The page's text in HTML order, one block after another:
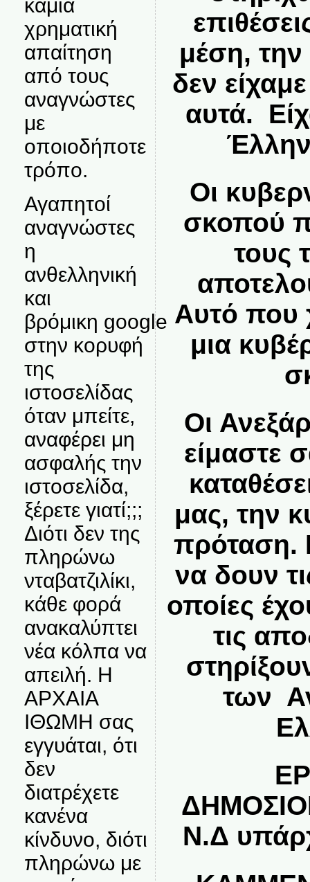
καμία
χρηματική
απαίτηση
από τους
αναγνώστες
με
οποιοδήποτε
τρόπο.
Αγαπητοί
αναγνώστες
η
ανθελληνική
και
βρόμικη google
στην κορυφή
της
ιστοσελίδας
όταν μπείτε,
αναφέρει μη
ασφαλής την
ιστοσελίδα,
ξέρετε γιατί;;;
Διότι δεν της
πληρώνω
νταβατζιλίκι,
κάθε φορά
ανακαλύπτει
νέα κόλπα να
απειλή. Η
ΑΡΧΑΙΑ
ΙΘΩΜΗ σας
εγγυάται, ότι
δεν
διατρέχετε
κανένα
κίνδυνο, διότι
πληρώνω με
μέση,
δεν
αυτά.
Οι
σκοπού
τους
Αυτό που
μια
Οι
είμαστε
μας, την
πρόταση.
να δουν
οποίες
τις
των
Ν.Δ